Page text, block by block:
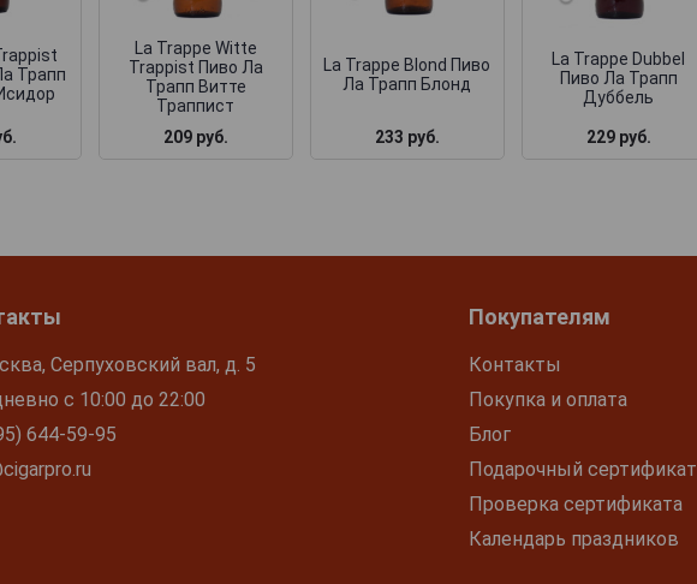
Трапп
La Trappe Witte
Trappist Пиво Ла
Трапп Витте
Траппист
209 руб.
La Trappe Blond Пиво
Ла Трапп Блонд
233 руб.
La Trappe Dubbel
Пиво Ла Трапп
Дуббель
229 руб.
Серпуховский вал, д. 5
с 10:00 до 22:00
644-59-95
Покупателям
Контакты
Покупка и оплата
Блог
Подарочный сертификат
Проверка сертификата
Календарь праздников